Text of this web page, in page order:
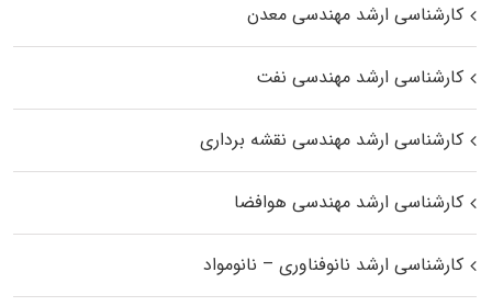
کارشناسی ارشد مهندسی معدن
کارشناسی ارشد مهندسی نفت
کارشناسی ارشد مهندسی نقشه برداری
کارشناسی ارشد مهندسی هوافضا
کارشناسی ارشد نانوفناوری – نانومواد